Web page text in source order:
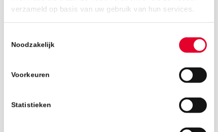
verzameld op basis van uw gebruik van hun services.
Noodzakelijk
Voorkeuren
Statistieken